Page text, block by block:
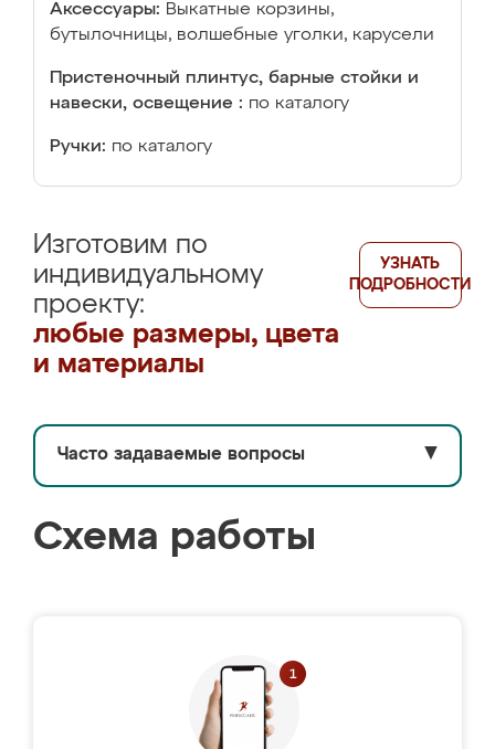
Аксессуары: Выкатные корзины,
бутылочницы, волшебные уголки, карусели
Пристеночный плинтус, барные стойки и
навески, освещение : по каталогу
Ручки: по каталогу
Изготовим по
индивидуальному
проекту:
любые размеры, цвета
и материалы
УЗНАТЬ
ПОДРОБНОСТИ
Часто задаваемые вопросы ▼
Схема работы